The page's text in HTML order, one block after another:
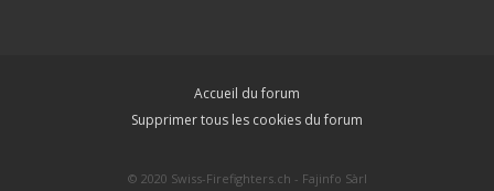
Accueil du forum
Supprimer tous les cookies du forum
© 2020 Swiss-Firefighters.ch - Fajinfo Sàrl